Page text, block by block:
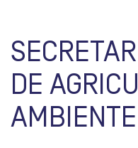
DE
AMBIENTE